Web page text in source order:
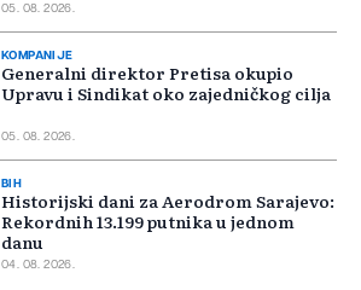
05. 08. 2026.
KOMPANIJE
Generalni direktor Pretisa okupio
Upravu i Sindikat oko zajedničkog cilja
05. 08. 2026.
BIH
Historijski dani za Aerodrom Sarajevo:
Rekordnih 13.199 putnika u jednom
danu
04. 08. 2026.